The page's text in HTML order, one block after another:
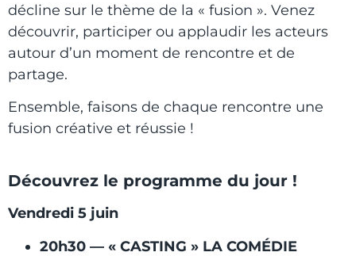
décline sur le thème de la « fusion ». Venez
découvrir, participer ou applaudir les acteurs
autour d’un moment de rencontre et de
partage.
Ensemble, faisons de chaque rencontre une
fusion créative et réussie !
Découvrez le programme du jour !
Vendredi 5 juin
20h30 — « CASTING » LA COMÉDIE